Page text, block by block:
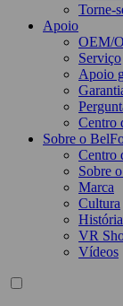
Torne-
Apoio
OEM/
Serviço
Apoio
Centro
Sobre o
Centro
Sobre
Marca
Cultura
História
VR
Vídeos